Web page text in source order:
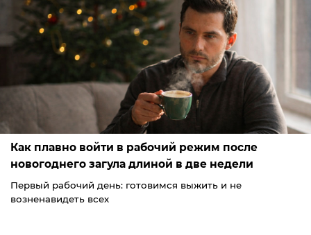
Как плавно войти в рабочий режим после
новогоднего загула длиной в две недели
Первый рабочий день: готовимся выжить и не
возненавидеть всех